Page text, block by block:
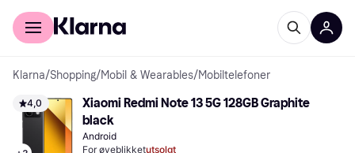
For kunder
Klarna/Shopping/Mobil & Wearables/Mobiltelefoner
4,0
Xiaomi Redmi Note 13 5G 128GB Graphite
black
Android
For øyeblikketutsolgt